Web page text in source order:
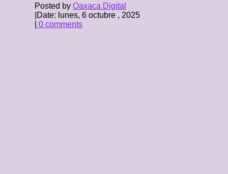
Posted by Oaxaca Digital
Date: lunes, 6 octubre , 2025
0 comments